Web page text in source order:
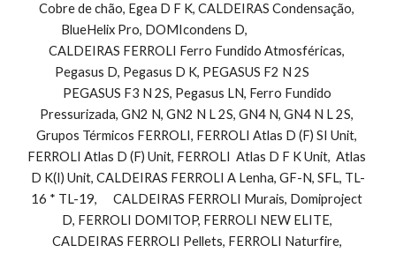
Cobre de chão, Egea D F K, CALDEIRAS Condensação,
BlueHelix Pro, DOMIcondens D,
CALDEIRAS FERROLI Ferro Fundido Atmosféricas,
Pegasus D, Pegasus D K, PEGASUS F2 N 2S
PEGASUS F3 N 2S, Pegasus LN, Ferro Fundido
Pressurizada, GN2 N, GN2 N L 2S, GN4 N, GN4 N L 2S,
Grupos Térmicos FERROLI, FERROLI Atlas D (F) SI Unit,
FERROLI Atlas D (F) Unit, FERROLI  Atlas D F K Unit,  Atlas
D K(I) Unit, CALDEIRAS FERROLI A Lenha, GF-N, SFL, TL-
16 * TL-19,      CALDEIRAS FERROLI Murais, Domiproject
D, FERROLI DOMITOP, FERROLI NEW ELITE,
CALDEIRAS FERROLI Pellets, FERROLI Naturfire,